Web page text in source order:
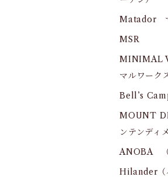
Matador
MSR
MINIMAL
マルワーク
Bell’s
MOUNT
ンテンディ
ANOBA （
Hilander（